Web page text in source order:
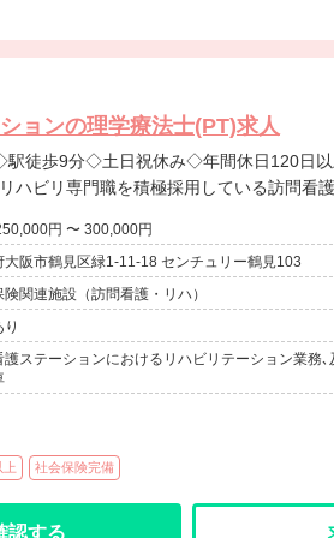
ョンの理学療法士(PT)求人
ハビリ専門職を積極採用している訪問看
月給 250,000円 〜 300,000円
大阪市鶴見区緑1-11-18 センチュリー鶴見103
険関連施設（訪問看護・リハ）
護ステーションにおけるリハビリテーション業務
上 社会保険完備
認する